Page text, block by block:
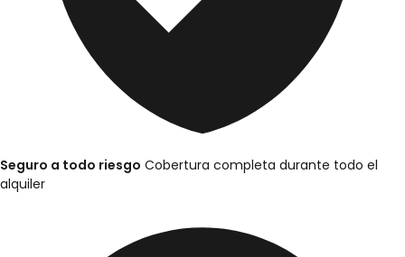
Seguro a todo riesgo Cobertura completa durante todo el
alquiler